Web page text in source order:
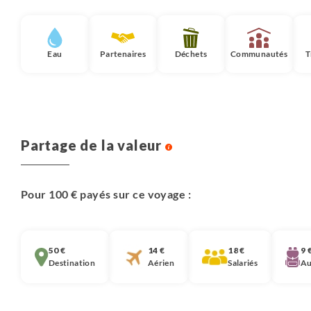
Eau Partenaires Déchets Communautés
Partage de la valeur
Pour 100 € payés sur ce voyage :
50 €
Destination
14 €
Aérien
18 €
Salariés
9